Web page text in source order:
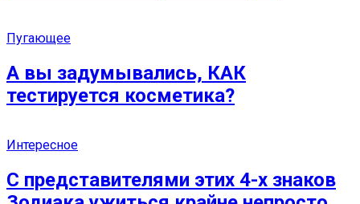
Пугающее
А вы задумывались, КАК
тестируется косметика?
Интересное
С представителями этих 4-х знаков